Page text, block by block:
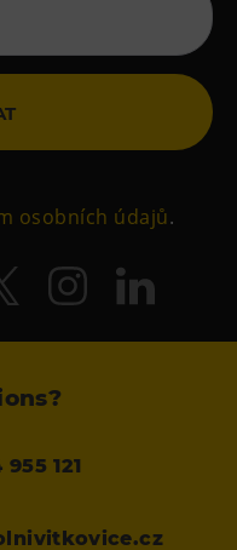
osobních údajů.
121